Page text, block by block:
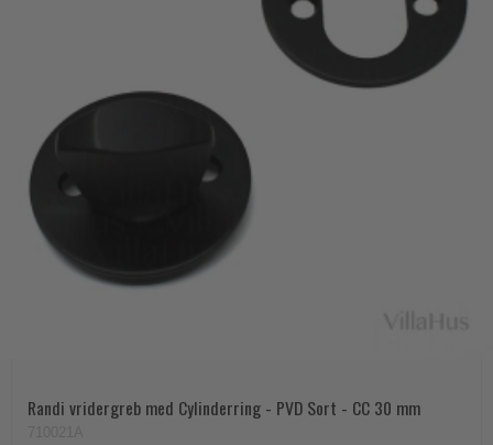
Randi vridergreb med Cylinderring - PVD Sort - CC 30 mm